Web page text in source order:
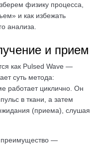
физику процесса,
и как избежать
анализа.
и прием
как Pulsed Wave —
суть метода:
работает циклично. Он
в ткани, а затем
(приема), слушая
преимущество —